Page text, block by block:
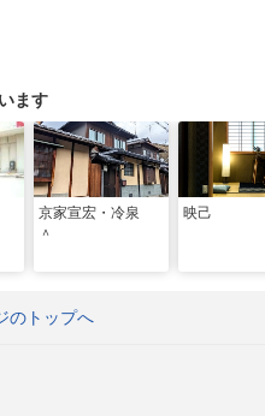
ます
京家宣宏・冷泉
＾
映己
のトップへ